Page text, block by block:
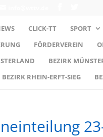
CLICK-TT SPORT
FÖRDERVEREIN
BEZIRK
BEZIRK RHEIN-ERFT-SIEG